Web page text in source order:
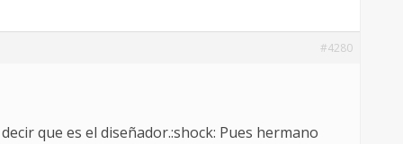
#4280
que es el diseñador.:shock: Pues hermano